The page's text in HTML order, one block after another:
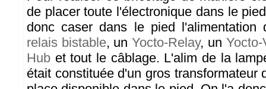
de placer toute l'électronique dans le
donc caser dans le pied
relais bistable, unYocto-Relay, un Yocto-
Hub et tout le câblage. L'alim de la
était constituée d'un gros transformateur